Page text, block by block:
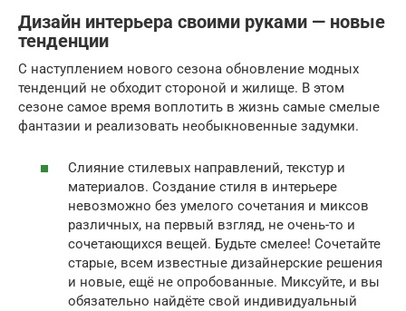
Дизайн интерьера своими руками — новые
тенденции
С наступлением нового сезона обновление модных
тенденций не обходит стороной и жилище. В этом
сезоне самое время воплотить в жизнь самые смелые
фантазии и реализовать необыкновенные задумки.
Слияние стилевых направлений, текстур и
материалов. Создание стиля в интерьере
невозможно без умелого сочетания и миксов
различных, на первый взгляд, не очень-то и
сочетающихся вещей. Будьте смелее! Сочетайте
старые, всем известные дизайнерские решения
и новые, ещё не опробованные. Миксуйте, и вы
обязательно найдёте свой индивидуальный